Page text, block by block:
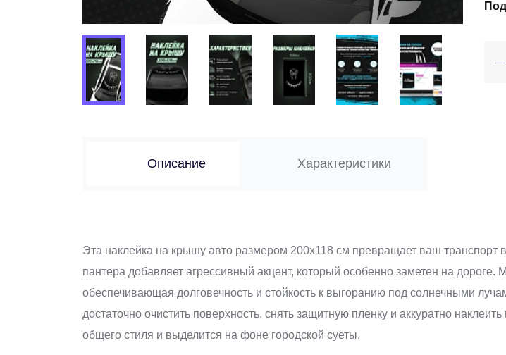
Описание Характеристики
Эта наклейка на крышу авто размером 200х118 см превращает ваш транспорт
пантера добавляет агрессивный акцент, который особенно заметен на
обеспечивающая долговечность и стойкость к выгоранию под солнечными
достаточно очистить поверхность, снять защитную пленку и аккуратно
общего стиля и выделится на фоне городской суеты.